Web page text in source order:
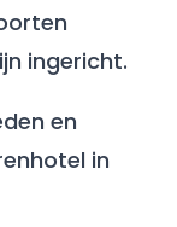
ingericht.
en
in